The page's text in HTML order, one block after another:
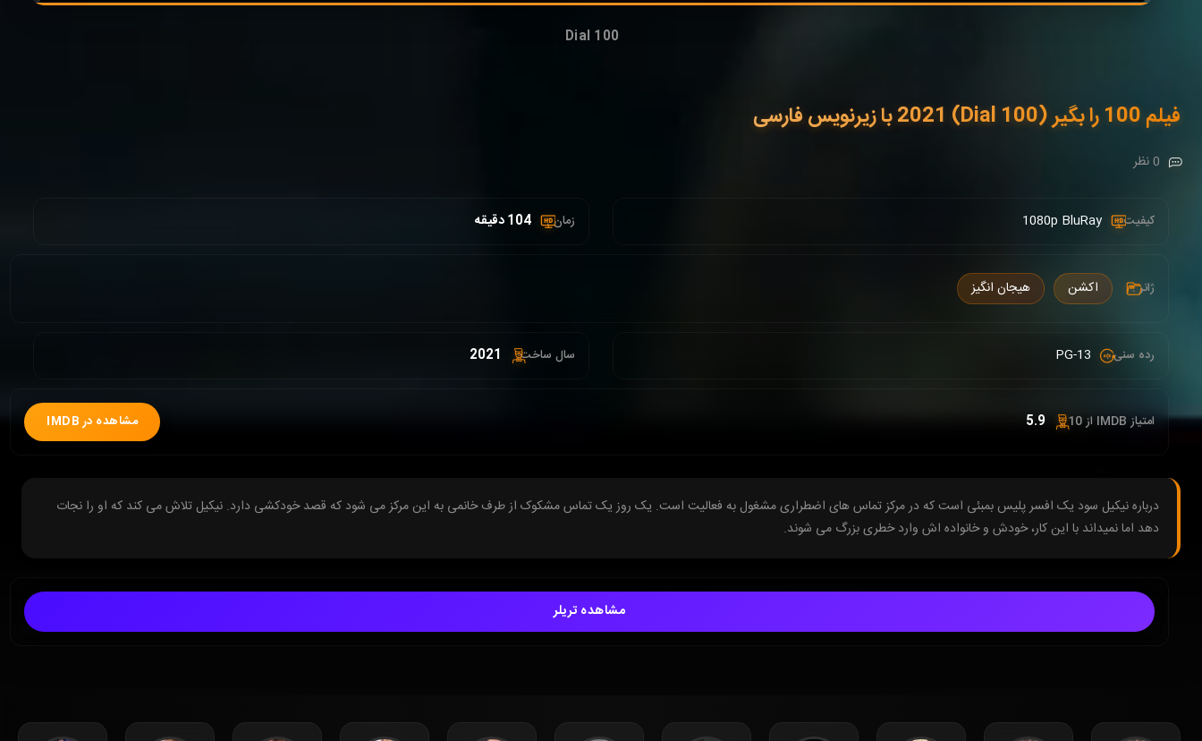
Dial 100
فیلم 100 را بگیر (Dial 100) 2021 با زیرنویس فارسی
0 نظر
کیفیت : 1080p BluRay زمان : 104 دقیقه
ژانر : اکشن هیجان انگیز
رده سنی : PG-13 سال ساخت: 2021
امتیاز IMDB از 10 : 5.9 مشاهده در IMDB
درباره نیکیل سود یک افسر پلیس بمبئی است که در مرکز تماس های اضطراری مشغول به فعالیت است. یک روز یک تماس مشکوک از طرف خانمی به این مرکز می شود که قصد خودکشی دارد. نیکیل تلاش می کند که او را نجات
دهد اما نمیداند با این کار، خودش و خانواده اش وارد خطری بزرگ می شوند.
مشاهده تریلر